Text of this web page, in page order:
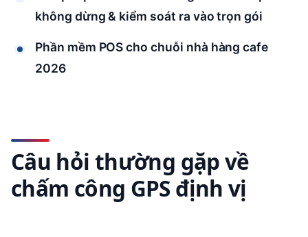
không dừng & kiểm soát ra vào trọn gói
Phần mềm POS cho chuỗi nhà hàng cafe
2026
Câu hỏi thường gặp về
chấm công GPS định vị